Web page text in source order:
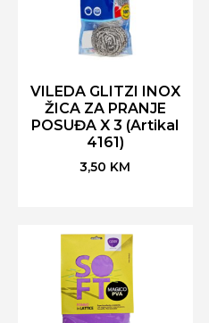
VILEDA GLITZI INOX
ŽICA ZA PRANJE
POSUĐA X 3 (Artikal
4161)
3,50 KM